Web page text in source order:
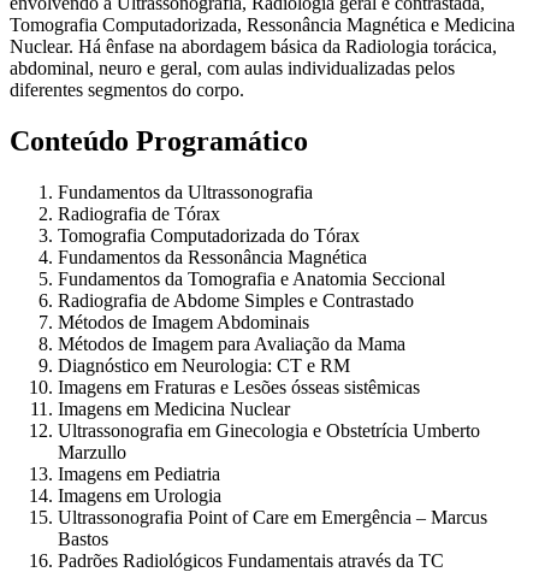
Tomografia Computadorizada, Ressonância Magnética e Medicina
Nuclear. Há ênfase na abordagem básica da Radiologia torácica,
abdominal, neuro e geral, com aulas individualizadas pelos
diferentes segmentos do corpo.
Conteúdo Programático
Fundamentos da Ultrassonografia
Radiografia de Tórax
Tomografia Computadorizada do Tórax
Fundamentos da Ressonância Magnética
Fundamentos da Tomografia e Anatomia Seccional
Radiografia de Abdome Simples e Contrastado
Métodos de Imagem Abdominais
Métodos de Imagem para Avaliação da Mama
Diagnóstico em Neurologia: CT e RM
Imagens em Fraturas e Lesões ósseas sistêmicas
Imagens em Medicina Nuclear
Ultrassonografia em Ginecologia e Obstetrícia Umberto
Marzullo
Imagens em Pediatria
Imagens em Urologia
Ultrassonografia Point of Care em Emergência – Marcus
Bastos
Padrões Radiológicos Fundamentais através da TC